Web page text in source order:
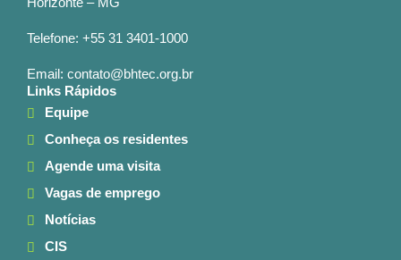
Telefone: +55 31 3401-1000
Email: contato@bhtec.org.br
Links Rápidos
Equipe
Conheça os residentes
Agende uma visita
Vagas de emprego
Notícias
CIS